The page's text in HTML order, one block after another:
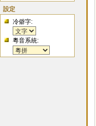
設定
冷僻字:
粵音系統: